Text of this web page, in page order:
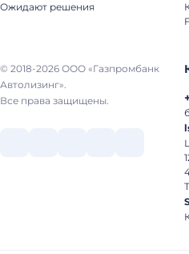
© 2018-2026 ООО «Газпромбанк
Автолизинг».
Все права защищены.
Ожидают решения